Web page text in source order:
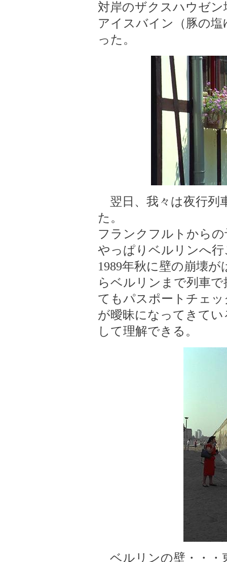
対岸のザクスハウゼ
アイスバイン（豚の
った。
翌日、我々は夜行列
た。
フランクフルトから
やっぱりベルリンへ
1989年秋に壁の崩壊
らベルリンまで列車
てもパスポートチェ
が曖昧になってきて
して理解できる。
ベルリンの壁・・・